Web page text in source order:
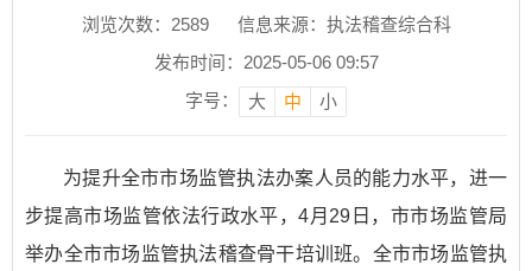
浏览次数： 2589
信息来源：执法稽查综合科
发布时间：2025-05-06 09:57
字号：
大 中 小
为提升全市市场监管执法办案人员的能力水平，进一
步提高市场监管依法行政水平，4月29日，市市场监管局
举办全市市场监管执法稽查骨干培训班。全市市场监管执